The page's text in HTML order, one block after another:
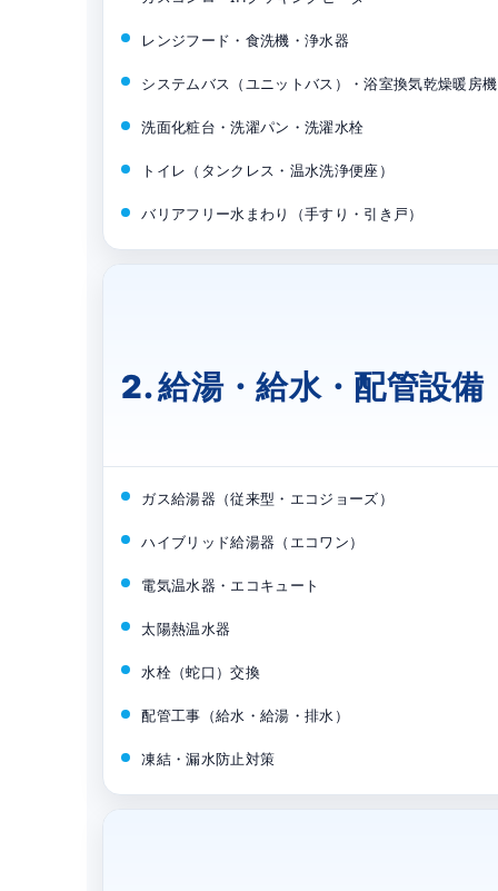
レンジフード・食洗機・浄水器
システムバス（ユニットバス）・浴室換気乾燥暖房機
洗面化粧台・洗濯パン・洗濯水栓
トイレ（タンクレス・温水洗浄便座）
バリアフリー水まわり（手すり・引き戸）
2. 給湯・給水・配管設備
ガス給湯器（従来型・エコジョーズ）
ハイブリッド給湯器（エコワン）
電気温水器・エコキュート
太陽熱温水器
水栓（蛇口）交換
配管工事（給水・給湯・排水）
凍結・漏水防止対策